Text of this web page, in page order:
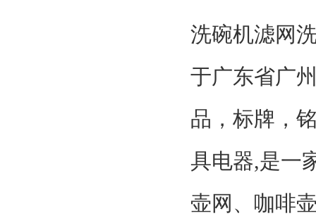
洗碗机滤网
于广东省广
品，标牌，
具电器,是一
壶网、咖啡